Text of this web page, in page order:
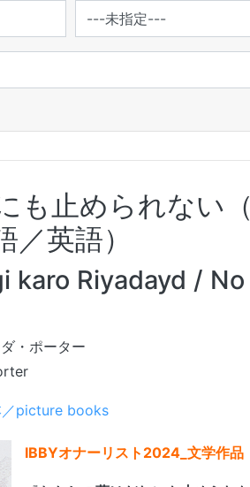
も止められない
英語）
karo Riyadayd /
・ポーター
／picture books
IBBYオナーリスト2024_文学作品